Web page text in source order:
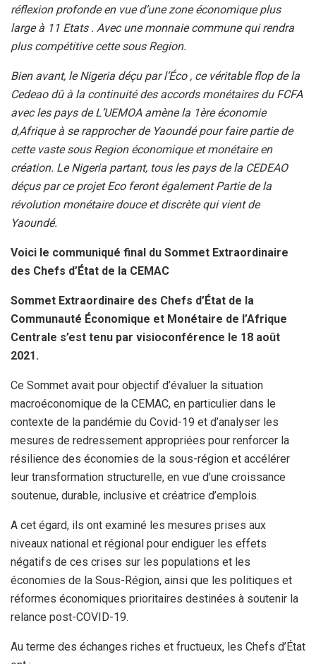
réflexion profonde en vue d’une zone économique plus
large à 11 Etats . Avec une monnaie commune qui rendra
plus compétitive cette sous Region.
Bien avant, le Nigeria déçu par l’Éco , ce véritable flop de la
Cedeao dû à la continuité des accords monétaires du FCFA
avec les pays de L’UEMOA amène la 1ère économie
d,Afrique à se rapprocher de Yaoundé pour faire partie de
cette vaste sous Region économique et monétaire en
création. Le Nigeria partant, tous les pays de la CEDEAO
déçus par ce projet Eco feront également Partie de la
révolution monétaire douce et discrète qui vient de
Yaoundé.
Voici le communiqué final du Sommet Extraordinaire
des Chefs d’État de la CEMAC
Sommet Extraordinaire des Chefs d’État de la
Communauté Économique et Monétaire de l’Afrique
Centrale s’est tenu par visioconférence le 18 août
2021.
Ce Sommet avait pour objectif d’évaluer la situation
macroéconomique de la CEMAC, en particulier dans le
contexte de la pandémie du Covid-19 et d’analyser les
mesures de redressement appropriées pour renforcer la
résilience des économies de la sous-région et accélérer
leur transformation structurelle, en vue d’une croissance
soutenue, durable, inclusive et créatrice d’emplois.
A cet égard, ils ont examiné les mesures prises aux
niveaux national et régional pour endiguer les effets
négatifs de ces crises sur les populations et les
économies de la Sous-Région, ainsi que les politiques et
réformes économiques prioritaires destinées à soutenir la
relance post-COVID-19.
Au terme des échanges riches et fructueux, les Chefs d’État